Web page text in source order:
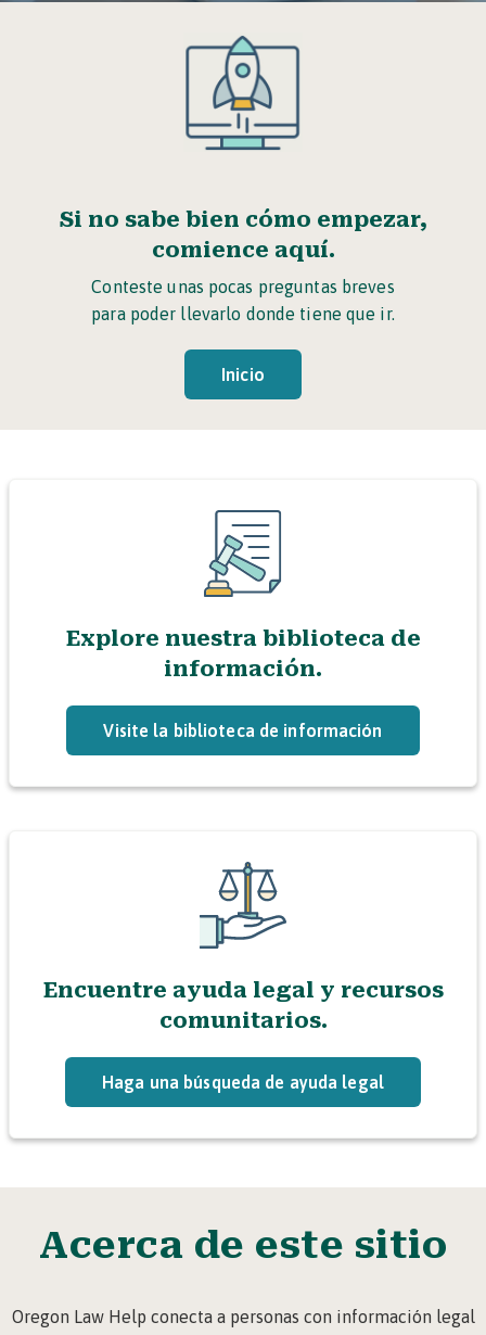
Si no sabe bien cómo empezar,
comience aquí.
Conteste unas pocas preguntas breves
para poder llevarlo donde tiene que ir.
Inicio
Explore nuestra biblioteca de
información.
Visite la biblioteca de información
Encuentre ayuda legal y recursos
comunitarios.
Haga una búsqueda de ayuda legal
Acerca de este sitio
Oregon Law Help conecta a personas con información legal